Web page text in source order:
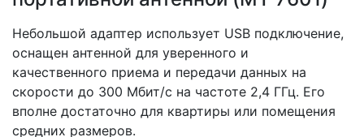
Небольшой адаптер использует USB подключение,
оснащен антенной для уверенного и
качественного приема и передачи данных на
скорости до 300 Мбит/с на частоте 2,4 ГГц. Его
вполне достаточно для квартиры или помещения
средних размеров.